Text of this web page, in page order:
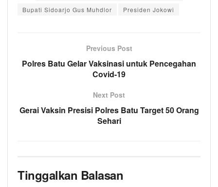
Bupati Sidoarjo Gus Muhdlor Presiden Jokowi
Previous Post
Polres Batu Gelar Vaksinasi untuk Pencegahan
Covid-19
Next Post
Gerai Vaksin Presisi Polres Batu Target 50 Orang
Sehari
Tinggalkan Balasan